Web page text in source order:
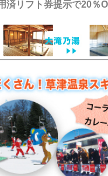
済リフト券提示で20％